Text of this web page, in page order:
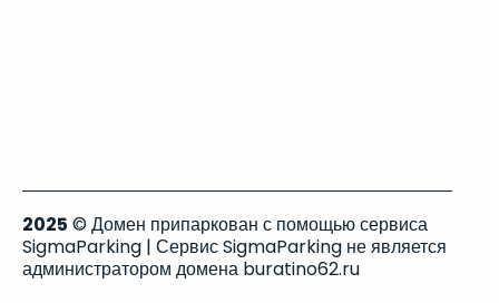
2025 © Домен припаркован с помощью сервиса
SigmaParking | Сервис SigmaParking не является
администратором домена buratino62.ru